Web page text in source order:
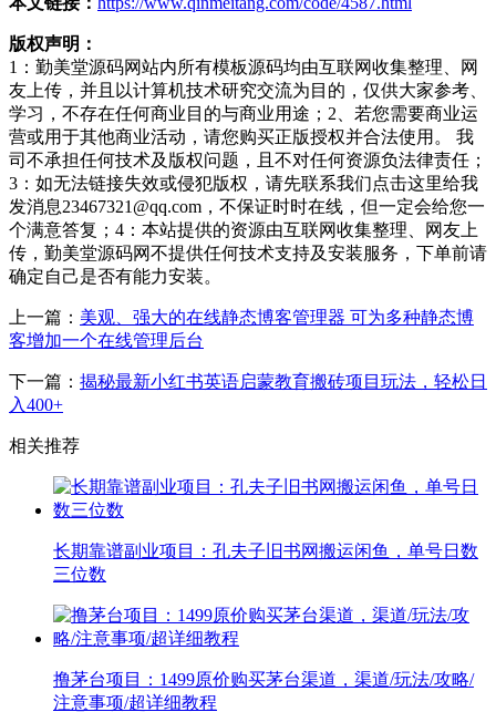
版权声明：
1：勤美堂源码网站内所有模板源码均由互联网收集整理、网
友上传，并且以计算机技术研究交流为目的，仅供大家参考、
学习，不存在任何商业目的与商业用途；2、若您需要商业运
营或用于其他商业活动，请您购买正版授权并合法使用。 我
司不承担任何技术及版权问题，且不对任何资源负法律责任；
3：如无法链接失效或侵犯版权，请先联系我们点击这里给我
发消息23467321@qq.com，不保证时时在线，但一定会给您一
个满意答复；4：本站提供的资源由互联网收集整理、网友上
传，勤美堂源码网不提供任何技术支持及安装服务，下单前请
确定自己是否有能力安装。
上一篇： 美观、强大的在线静态博客管理器 可为多种静态博
客增加一个在线管理后台
下一篇： 揭秘最新小红书英语启蒙教育搬砖项目玩法，轻松日
入400+
相关推荐
长期靠谱副业项目：孔夫子旧书网搬运闲鱼，单号日数
三位数
撸茅台项目：1499原价购买茅台渠道，渠道/玩法/攻略/
注意事项/超详细教程